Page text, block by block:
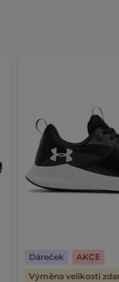
Dáreček
AKCE
Výměna velikosti